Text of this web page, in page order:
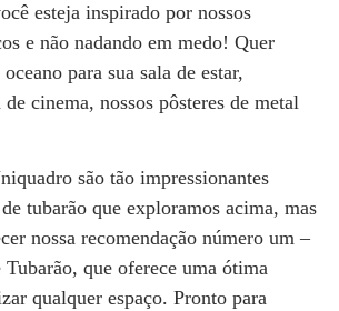
esteja inspirado por nossos
e não nadando em medo! Quer
para sua sala de estar,
cinema, nossos pôsteres de metal
são tão impressionantes
tubarão que exploramos acima, mas
nossa recomendação número um –
que oferece uma ótima
qualquer espaço. Pronto para